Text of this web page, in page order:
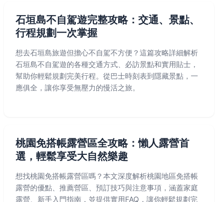
石垣島不自駕遊完整攻略：交通、景點、
行程規劃一次掌握
想去石垣島旅遊但擔心不自駕不方便？這篇攻略詳細解析
石垣島不自駕遊的各種交通方式、必訪景點和實用貼士，
幫助你輕鬆規劃完美行程。從巴士時刻表到隱藏景點，一
應俱全，讓你享受無壓力的慢活之旅。
桃園免搭帳露營區全攻略：懶人露營首
選，輕鬆享受大自然樂趣
想找桃園免搭帳露營區嗎？本文深度解析桃園地區免搭帳
露營的優點、推薦營區、預訂技巧與注意事項，涵蓋家庭
露營、新手入門指南，並提供實用FAQ，讓你輕鬆規劃完